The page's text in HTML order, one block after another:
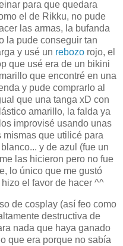
para que quedara
el de Rikku, no pude
las armas, la bufanda
la pude conseguir tan
y usé un rebozo rojo, el
que usé era de un bikini
que encontré en una
y pude comprarlo al
que una tanga xD con
amarillo, la falda ya
improvisé usando unas
mismas que utilicé para
y de azul (fue un
las hicieron pero no fue
lo único que me gustó
el favor de hacer ^^
de cosplay (así feo como
destructiva de
nada que haya ganado
que era porque no sabía